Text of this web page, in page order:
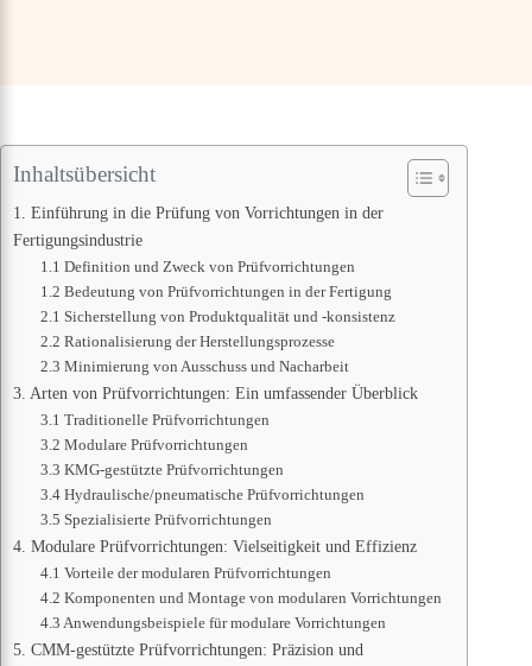
Inhaltsübersicht
1. Einführung in die Prüfung von Vorrichtungen in der
Fertigungsindustrie
1.1 Definition und Zweck von Prüfvorrichtungen
1.2 Bedeutung von Prüfvorrichtungen in der Fertigung
2.1 Sicherstellung von Produktqualität und -konsistenz
2.2 Rationalisierung der Herstellungsprozesse
2.3 Minimierung von Ausschuss und Nacharbeit
3. Arten von Prüfvorrichtungen: Ein umfassender Überblick
3.1 Traditionelle Prüfvorrichtungen
3.2 Modulare Prüfvorrichtungen
3.3 KMG-gestützte Prüfvorrichtungen
3.4 Hydraulische/pneumatische Prüfvorrichtungen
3.5 Spezialisierte Prüfvorrichtungen
4. Modulare Prüfvorrichtungen: Vielseitigkeit und Effizienz
4.1 Vorteile der modularen Prüfvorrichtungen
4.2 Komponenten und Montage von modularen Vorrichtungen
4.3 Anwendungsbeispiele für modulare Vorrichtungen
5. CMM-gestützte Prüfvorrichtungen: Präzision und